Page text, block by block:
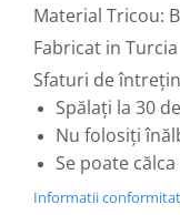
Material Tricou:
Fabricat in Turcia
Sfaturi de
Spălați la 30
Nu folosiți
Se poate
Informatii